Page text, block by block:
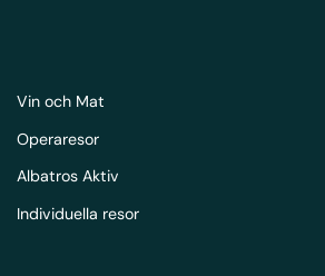
Vin och Mat
Operaresor
Albatros Aktiv
Individuella resor